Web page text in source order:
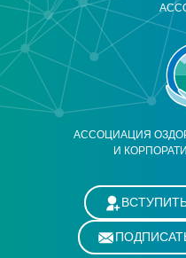
АССОЦИАЦИЯ
И